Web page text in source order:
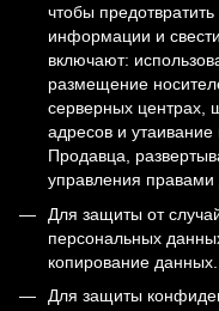
чтобы
информации и
включают:
размещение
серверных центрах,
адресов и утаивание
Продавца,
управления правами
Для защиты от
персональных
копирование данных.
Для защиты